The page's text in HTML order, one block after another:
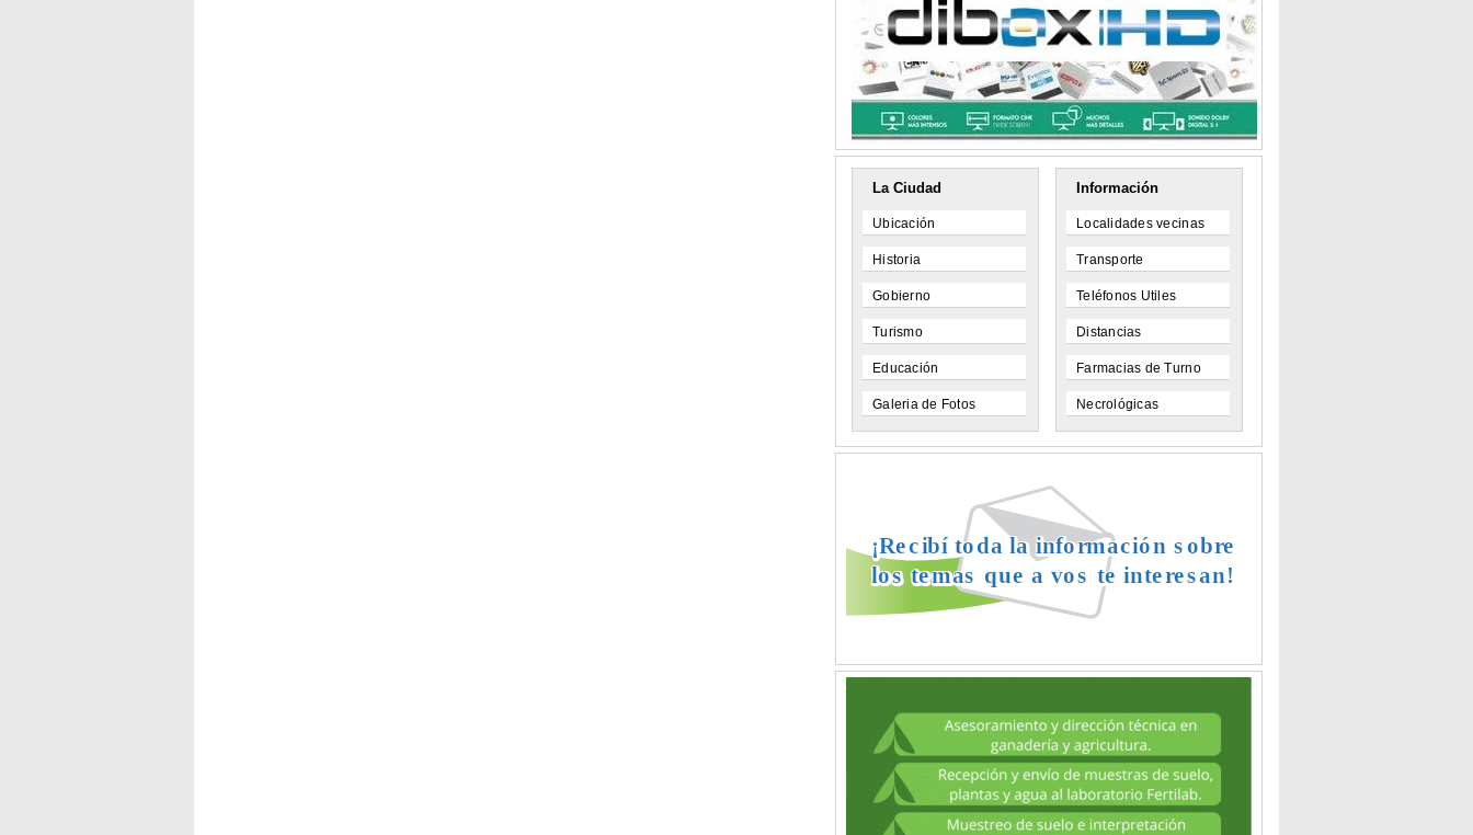
La Ciudad
Ubicación
Historia
Gobierno
Turismo
Educación
Galeria de Fotos
Información
Localidades vecinas
Transporte
Teléfonos Utiles
Distancias
Farmacias de Turno
Necrológicas